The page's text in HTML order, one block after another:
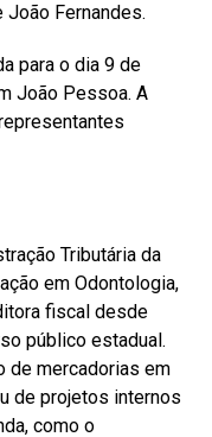
João Fernandes.
para o dia 9 de
João Pessoa. A
Tributária da
em Odontologia,
fiscal desde
público estadual.
de mercadorias em
de projetos internos
como o